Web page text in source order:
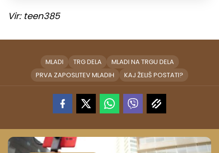
Vir: teen385
MLADI TRG DELA
MLADI NA TRGU DELA
PRVA ZAPOSLITEV MLADIH
KAJ ŽELIŠ POSTATI?